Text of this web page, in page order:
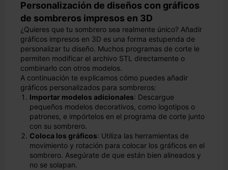
Personalización de diseños con gráficos
de sombreros impresos en 3D
¿Quieres que tu sombrero sea realmente único? Añadir
gráficos impresos en 3D es una forma estupenda de
personalizar tu diseño. Muchos programas de corte le
permiten modificar el archivo STL directamente o
combinarlo con otros modelos.
A continuación te explicamos cómo puedes añadir
gráficos personalizados para sombreros:
Importar modelos adicionales: Descargue
pequeños modelos decorativos, como logotipos o
patrones, e impórtelos en el programa de corte junto
con su sombrero.
Coloca los gráficos: Utiliza las herramientas de
movimiento y rotación para colocar los gráficos en el
sombrero. Asegúrate de que están bien alineados y
no se solapan.